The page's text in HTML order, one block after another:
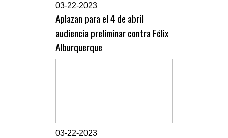
03-22-2023
Aplazan para el 4 de abril
audiencia preliminar contra Félix
Alburquerque
03-22-2023